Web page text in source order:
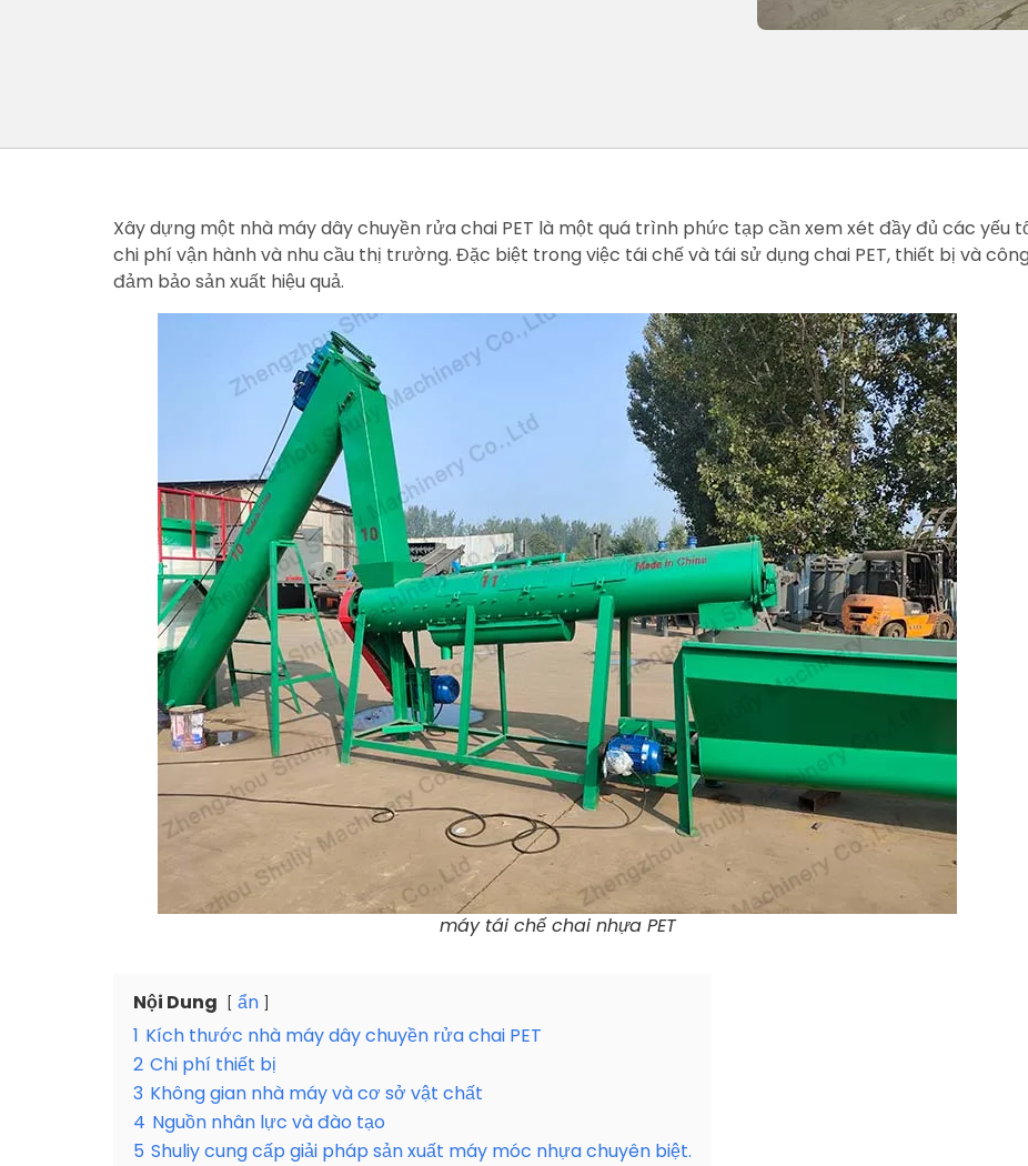
Xây dựng một nhà máy dây chuyền rửa chai PET là một quá trình phức tạp cần xem xét đầy đủ các yếu
chi phí vận hành và nhu cầu thị trường. Đặc biệt trong việc tái chế và tái sử dụng chai PET, thiết bị và
đảm bảo sản xuất hiệu quả.
máy tái chế chai nhựa PET
Nội Dung
ẩn
1 Kích thước nhà máy dây chuyền rửa chai PET
2 Chi phí thiết bị
3 Không gian nhà máy và cơ sở vật chất
4 Nguồn nhân lực và đào tạo
5 Shuliy cung cấp giải pháp sản xuất máy móc nhựa chuyên biệt.